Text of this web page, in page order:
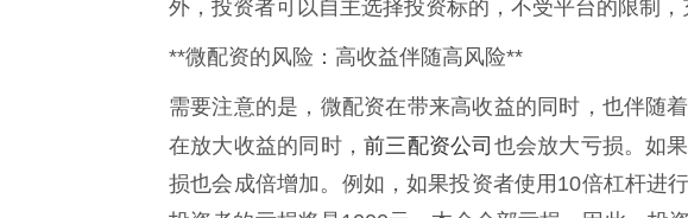
外，投资者可以自主选择投资标的，不受平台的限制，
**微配资的风险：高收益伴随高风险**
需要注意的是，微配资在带来高收益的同时，也伴随
在放大收益的同时，前三配资公司 也会放大亏损。如
损也会成倍增加。例如，如果投资者使用10倍杠杆进